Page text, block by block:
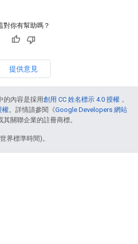
對你有幫助嗎？
提供意見
的內容是採用創用 CC 姓名標示 4.0 授權 ，
權。詳情請參閱《Google Developers 網站
關聯企業的註冊商標。
界標準時間)。